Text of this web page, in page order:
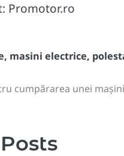
Promotor.ro
, masini electrice,
cumpărarea unei mașini